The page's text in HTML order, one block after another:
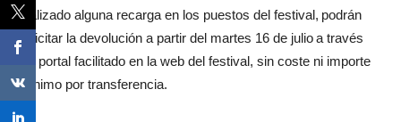
realizado alguna recarga en los puestos del festival, podrán
solicitar la devolución a partir del martes 16 de julio a través
del portal facilitado en la web del festival, sin coste ni importe
mínimo por transferencia.